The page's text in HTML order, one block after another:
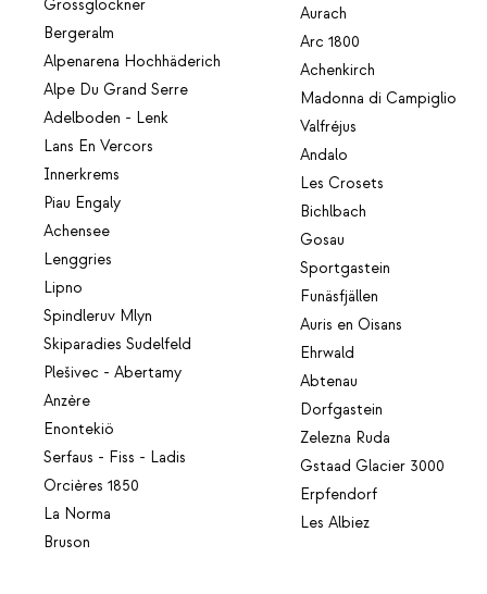
Grossglockner
Bergeralm
Alpenarena Hochhäderich
Alpe Du Grand Serre
Adelboden - Lenk
Lans En Vercors
Innerkrems
Piau Engaly
Achensee
Lenggries
Lipno
Spindleruv Mlyn
Skiparadies Sudelfeld
Plešivec - Abertamy
Anzère
Enontekiö
Serfaus - Fiss - Ladis
Orcières 1850
La Norma
Bruson
Aurach
Arc 1800
Achenkirch
Madonna di Campiglio
Valfréjus
Andalo
Les Crosets
Bichlbach
Gosau
Sportgastein
Funäsfjällen
Auris en Oisans
Ehrwald
Abtenau
Dorfgastein
Zelezna Ruda
Gstaad Glacier 3000
Erpfendorf
Les Albiez